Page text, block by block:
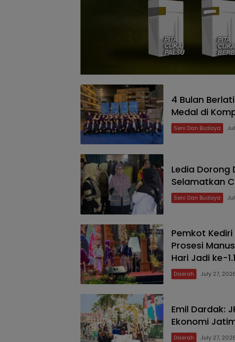
4 Bulan
Medal di
Seni Dan Budaya
Ledia Dorong
Selamatkan
Seni Dan Budaya
Pemkot
Prosesi
Hari Jadi ke-
Daerah July 27,
Emil Dardak:
Ekonomi
Daerah July 27,